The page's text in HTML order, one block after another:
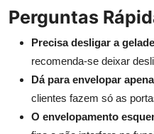
Perguntas
Precisa desligar a
recomenda-se deixar
Dá para envelopar
clientes fazem só as
O envelopamento